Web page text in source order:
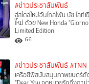
#ข่าวประชาสัมพันธ์
สู่สไตล์ใหม่อันไกลโพ้น บัซ ไลท์
ใหม่ ด้วย New Honda
Limited Edition
66
#ข่าวประชาสัมพันธ์
เครือซีพีสนับสนุนภาพยนตร์ดั